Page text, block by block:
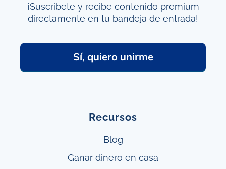
¡Suscríbete y recibe contenido premium
directamente en tu bandeja de entrada!
Sí, quiero unirme
Recursos
Blog
Ganar dinero en casa